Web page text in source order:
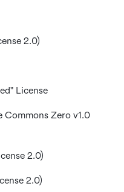
2.0)
License
Commons Zero v1.0
2.0)
2.0)